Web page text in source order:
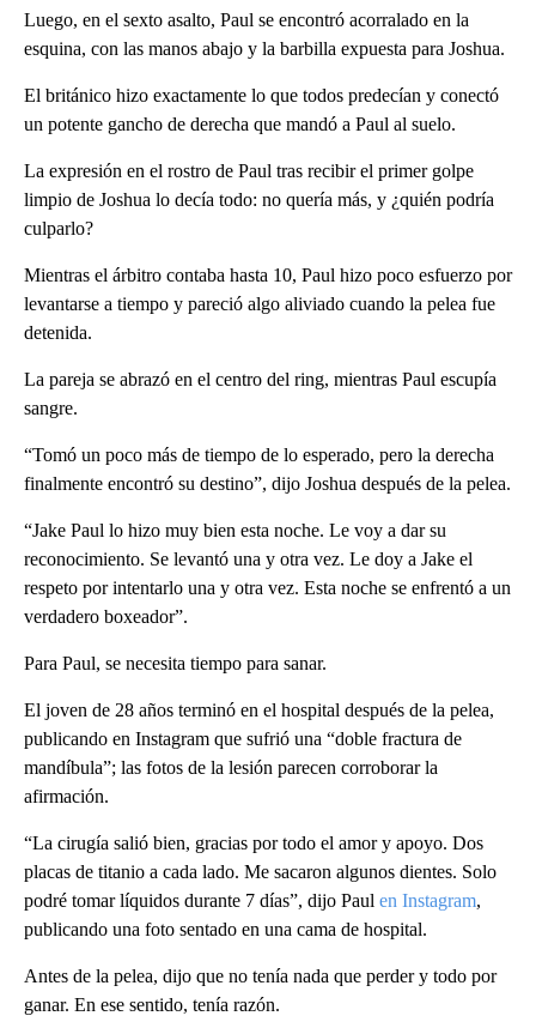
Luego, en el sexto asalto, Paul se encontró acorralado en la
esquina, con las manos abajo y la barbilla expuesta para Joshua.
El británico hizo exactamente lo que todos predecían y conectó
un potente gancho de derecha que mandó a Paul al suelo.
La expresión en el rostro de Paul tras recibir el primer golpe
limpio de Joshua lo decía todo: no quería más, y ¿quién podría
culparlo?
Mientras el árbitro contaba hasta 10, Paul hizo poco esfuerzo por
levantarse a tiempo y pareció algo aliviado cuando la pelea fue
detenida.
La pareja se abrazó en el centro del ring, mientras Paul escupía
sangre.
“Tomó un poco más de tiempo de lo esperado, pero la derecha
finalmente encontró su destino”, dijo Joshua después de la pelea.
“Jake Paul lo hizo muy bien esta noche. Le voy a dar su
reconocimiento. Se levantó una y otra vez. Le doy a Jake el
respeto por intentarlo una y otra vez. Esta noche se enfrentó a un
verdadero boxeador”.
Para Paul, se necesita tiempo para sanar.
El joven de 28 años terminó en el hospital después de la pelea,
publicando en Instagram que sufrió una “doble fractura de
mandíbula”; las fotos de la lesión parecen corroborar la
afirmación.
“La cirugía salió bien, gracias por todo el amor y apoyo. Dos
placas de titanio a cada lado. Me sacaron algunos dientes. Solo
podré tomar líquidos durante 7 días”, dijo Paul en Instagram,
publicando una foto sentado en una cama de hospital.
Antes de la pelea, dijo que no tenía nada que perder y todo por
ganar. En ese sentido, tenía razón.